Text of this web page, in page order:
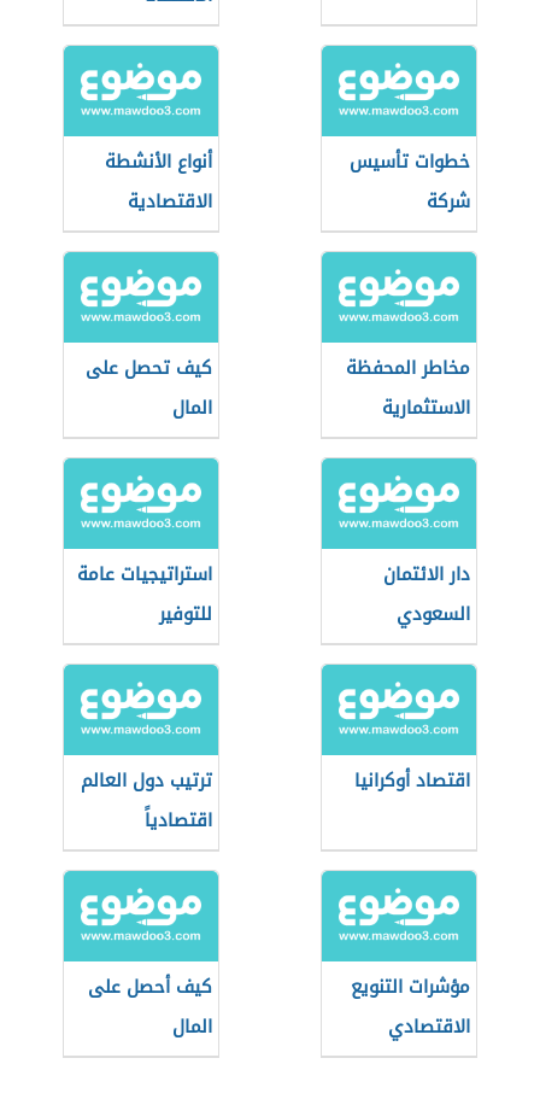
خطوات تأسيس
شركة
أنواع الأنشطة
الاقتصادية
مخاطر المحفظة
الاستثمارية
كيف تحصل على
المال
دار الائتمان
السعودي
استراتيجيات عامة
للتوفير
اقتصاد أوكرانيا
ترتيب دول العالم
اقتصادياً
مؤشرات التنويع
الاقتصادي
كيف أحصل على
المال